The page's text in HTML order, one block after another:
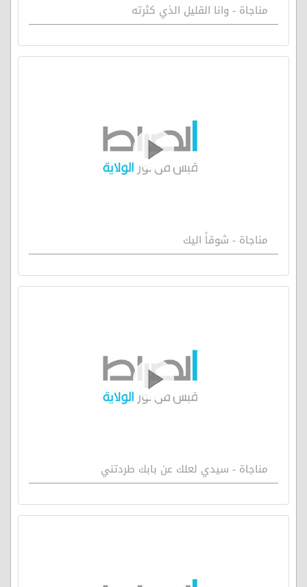
مناجاة - وانا القليل الذي كثرته
مناجاة - شوقاً اليك
مناجاة - سيدي لعلك عن بابك طردتني